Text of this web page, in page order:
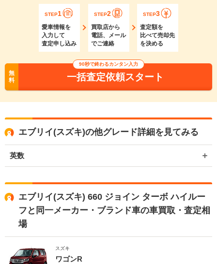
STEP1
愛車情報を
入力して
査定申し込み
STEP2
買取店から
電話、メール
でご連絡
STEP3
査定額を
比べて売却先
を決める
無
料
90秒で終わるカンタン入力
一括査定依頼スタート
エブリイ(スズキ)の他グレード詳細を見てみる
英数
エブリイ(スズキ) 660 ジョイン ターボ ハイルー
フと同一メーカー・ブランド車の車買取・査定相
場
スズキ
ワゴンR